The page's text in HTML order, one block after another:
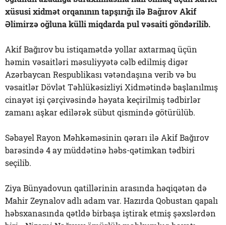
xüsusi xidmət orqanının tapşırığı ilə Bağırov Akif
Əlimirzə oğluna külli miqdarda pul vəsaiti göndərilib.
Akif Bağırov bu istiqamətdə yollar axtarmaq üçün
həmin vəsaitləri məsuliyyətə cəlb edilmiş digər
Azərbaycan Respublikası vətəndaşına verib və bu
vəsaitlər Dövlət Təhlükəsizliyi Xidmətində başlanılmış
cinayət işi çərçivəsində həyata keçirilmiş tədbirlər
zamanı aşkar edilərək sübut qismində götürülüb.
Səbayel Rayon Məhkəməsinin qərarı ilə Akif Bağırov
barəsində 4 ay müddətinə həbs-qətimkan tədbiri
seçilib.
Ziya Bünyadovun qatillərinin arasında həqiqətən də
Mahir Zeynalov adlı adam var. Hazırda Qobustan qapalı
həbsxanasında qətldə birbaşa iştirak etmiş şəxslərdən